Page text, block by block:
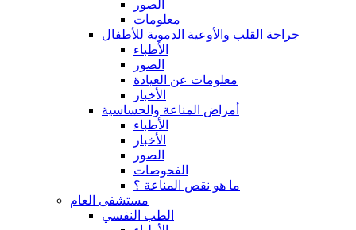
الصور
معلومات
جراحة القلب والأوعية الدموية للأطفال
الأطباء
الصور
معلومات عن العيادة
الأخبار
أمراض المناعة والحساسية
الأطباء
الأخبار
الصور
الفحوصات
ما هو نقص المناعة ؟
مستشفى العام
الطب النفسي